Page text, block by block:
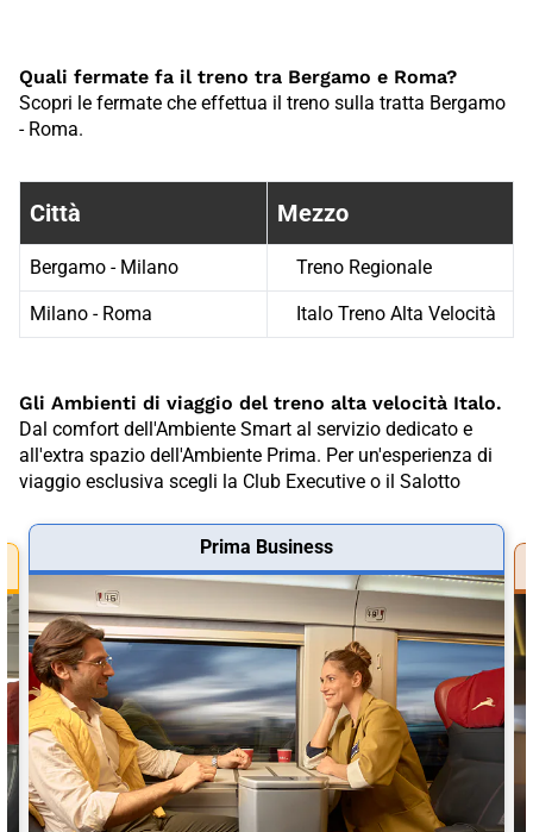
Quali fermate fa il treno tra Bergamo e Roma?
Scopri le fermate che effettua il treno sulla tratta Bergamo
- Roma.
Città Mezzo
Bergamo - Milano Treno Regionale
Milano - Roma Italo Treno Alta Velocità
Gli Ambienti di viaggio del treno alta velocità Italo.
Dal comfort dell'Ambiente Smart al servizio dedicato e
all'extra spazio dell'Ambiente Prima. Per un'esperienza di
viaggio esclusiva scegli la Club Executive o il Salotto
Prima Business